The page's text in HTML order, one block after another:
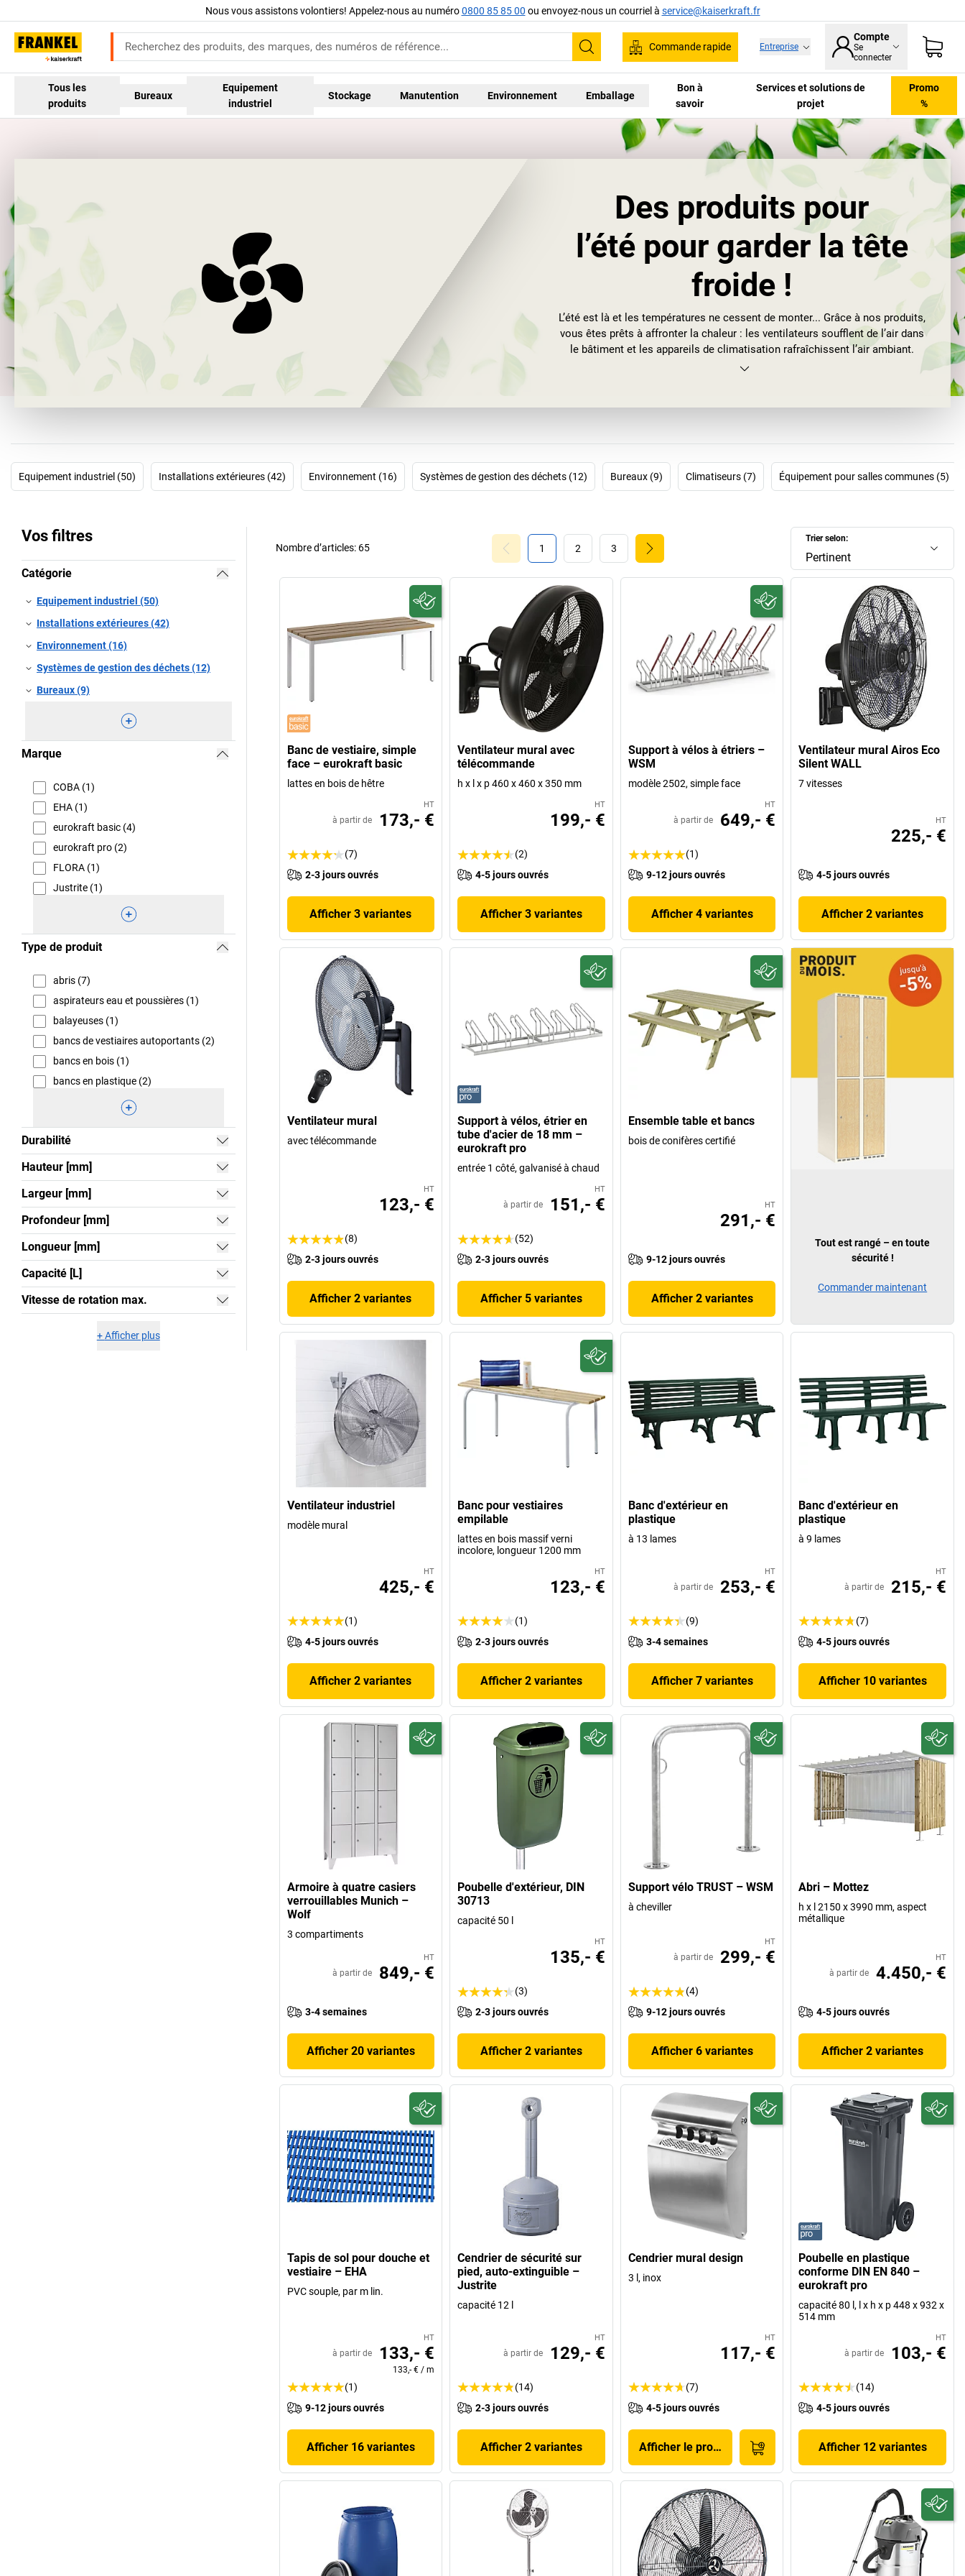
Nous vous assistons volontiers! Appelez-nous au numéro0800 85 85 00 ou envoyez-nous un courriel à service@kaiserkraft.fr
Recherche
Commande rapide Entreprise
Compte
Se
connecter
Tous les
produits
Bureaux
Equipement
industriel
Stockage Manutention Environnement Emballage
Bon à
savoir
Services et solutions de
projet
Promo
%
Des produits pour
l’été pour garder la tête
froide !
L’été est là et les températures ne cessent de monter... Grâce à nos produits,
vous êtes prêts à affronter la chaleur : les ventilateurs soufflent de l’air dans
le bâtiment et les appareils de climatisation rafraîchissent l’air ambiant.
Equipement industriel (50) Installations extérieures (42) Environnement (16) Systèmes de gestion des déchets (12) Bureaux (9) Climatiseurs (7) Équipement pour salles communes (5)
Vos filtres
Catégorie
Equipement industriel (50)
Installations extérieures (42)
Environnement (16)
Systèmes de gestion des déchets (12)
Bureaux (9)
Marque
COBA (1)
EHA (1)
eurokraft basic (4)
eurokraft pro (2)
FLORA (1)
Justrite (1)
Type de produit
abris (7)
aspirateurs eau et poussières (1)
balayeuses (1)
bancs de vestiaires autoportants (2)
bancs en bois (1)
bancs en plastique (2)
Durabilité
Hauteur [mm]
Largeur [mm]
Profondeur [mm]
Longueur [mm]
Capacité [L]
Vitesse de rotation max.
+Afficher plus
Trier selon:
Pertinent
1 2 3
Nombre d’articles: 65
Banc de vestiaire, simple
face – eurokraft basic
lattes en bois de hêtre
HT
à partir de 173,- €
(7)
2-3 jours ouvrés
Afficher 3 variantes
Ventilateur mural avec
télécommande
h x l x p 460 x 460 x 350 mm
HT
199,- €
(2)
4-5 jours ouvrés
Afficher 3 variantes
Support à vélos à étriers –
WSM
modèle 2502, simple face
HT
à partir de 649,- €
(1)
9-12 jours ouvrés
Afficher 4 variantes
Ventilateur mural Airos Eco
Silent WALL
7 vitesses
HT
225,- €
4-5 jours ouvrés
Afficher 2 variantes
Ventilateur mural
avec télécommande
HT
123,- €
(8)
2-3 jours ouvrés
Afficher 2 variantes
Support à vélos, étrier en
tube d'acier de 18 mm –
eurokraft pro
entrée 1 côté, galvanisé à chaud
HT
à partir de 151,- €
(52)
2-3 jours ouvrés
Afficher 5 variantes
Ensemble table et bancs
bois de conifères certifié
HT
291,- €
9-12 jours ouvrés
Afficher 2 variantes
Ventilateur industriel
modèle mural
HT
425,- €
(1)
4-5 jours ouvrés
Afficher 2 variantes
Banc pour vestiaires
empilable
lattes en bois massif verni
incolore, longueur 1200 mm
HT
123,- €
(1)
2-3 jours ouvrés
Afficher 2 variantes
Banc d'extérieur en
plastique
à 13 lames
HT
à partir de 253,- €
(9)
3-4 semaines
Afficher 7 variantes
Banc d'extérieur en
plastique
à 9 lames
HT
à partir de 215,- €
(7)
4-5 jours ouvrés
Afficher 10 variantes
Armoire à quatre casiers
verrouillables Munich –
Wolf
3 compartiments
HT
à partir de 849,- €
3-4 semaines
Afficher 20 variantes
Poubelle d'extérieur, DIN
30713
capacité 50 l
HT
135,- €
(3)
2-3 jours ouvrés
Afficher 2 variantes
Support vélo TRUST – WSM
à cheviller
HT
à partir de 299,- €
(4)
9-12 jours ouvrés
Afficher 6 variantes
Abri – Mottez
h x l 2150 x 3990 mm, aspect
métallique
HT
à partir de 4.450,- €
4-5 jours ouvrés
Afficher 2 variantes
Tapis de sol pour douche et
vestiaire – EHA
PVC souple, par m lin.
HT
à partir de 133,- €
133,- € /m
(1)
9-12 jours ouvrés
Afficher 16 variantes
Cendrier de sécurité sur
pied, auto-extinguible –
Justrite
capacité 12 l
HT
à partir de 129,- €
(14)
2-3 jours ouvrés
Afficher 2 variantes
Cendrier mural design
3 l, inox
HT
117,- €
(7)
4-5 jours ouvrés
Afficher le produit
Poubelle en plastique
conforme DIN EN 840 –
eurokraft pro
capacité 80 l, l x h x p 448 x 932 x
514 mm
HT
à partir de 103,- €
(14)
4-5 jours ouvrés
Afficher 12 variantes
Tout est rangé – en toute
sécurité !
Commander maintenant